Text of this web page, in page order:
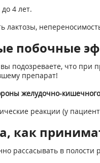
4 лет.
лактозы,
побочные
подозреваете, что при
препарат!
желудочно-
реакции (у
как
рассасывать в полости